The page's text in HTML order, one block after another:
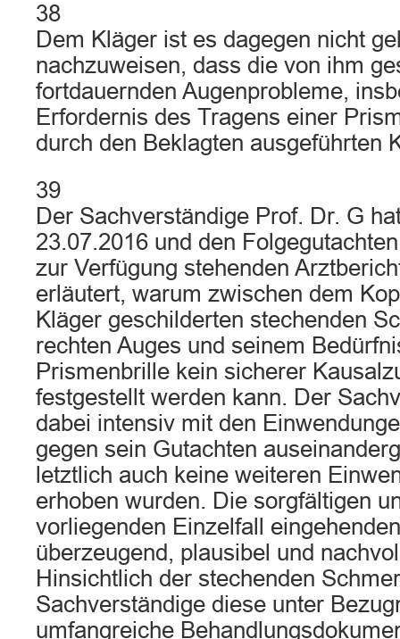
38
Dem Kläger ist es dagegen nicht
nachzuweisen, dass die von ihm
fortdauernden Augenprobleme,
Erfordernis des Tragens einer
durch den Beklagten ausgeführten
39
Der Sachverständige Prof. Dr. G
23.07.2016 und den
zur Verfügung stehenden
erläutert, warum zwischen dem
Kläger geschilderten stechenden
rechten Auges und seinem
Prismenbrille kein sicherer
festgestellt werden kann. Der
dabei intensiv mit den
gegen sein Gutachten
letztlich auch keine weiteren
erhoben wurden. Die sorgfältigen
vorliegenden Einzelfall
überzeugend, plausibel und
Hinsichtlich der stechenden
Sachverständige diese unter
umfangreiche